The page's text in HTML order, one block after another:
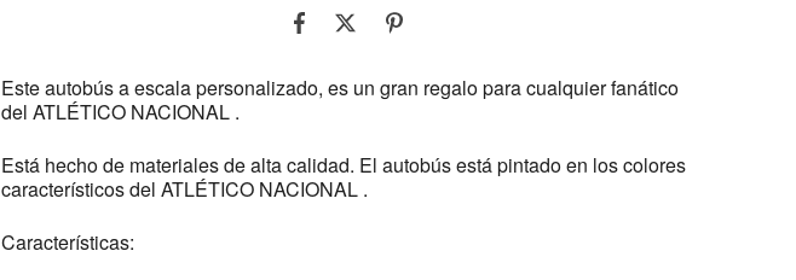
Este autobús a escala personalizado, es un gran regalo para cualquier fanático
del ATLÉTICO NACIONAL .
Está hecho de materiales de alta calidad. El autobús está pintado en los colores
característicos del ATLÉTICO NACIONAL .
Características: